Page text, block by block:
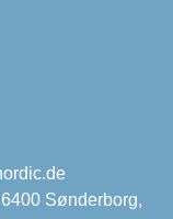
Sønderborg,